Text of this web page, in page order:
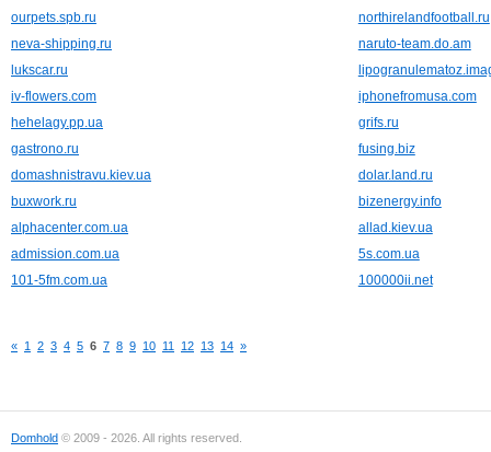
ourpets.spb.ru
northirelandfootball.ru
neva-shipping.ru
naruto-team.do.am
lukscar.ru
iv-flowers.com
iphonefromusa.com
hehelagy.pp.ua
grifs.ru
gastrono.ru
fusing.biz
domashnistravu.kiev.ua
dolar.land.ru
buxwork.ru
bizenergy.info
alphacenter.com.ua
allad.kiev.ua
admission.com.ua
5s.com.ua
101-5fm.com.ua
100000ii.net
« 1 2 3 4 5 6 7 8 9 10 11 12 13 14 »
Domhold © 2009 - 2026. All rights reserved.